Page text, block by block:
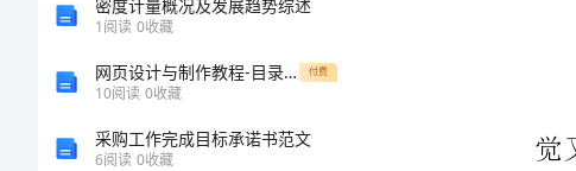
密度计量概况及发展趋势综述
1阅读 0收藏
网页设计与制作教程-目录[修改版] 付费
10阅读 0收藏
采购工作完成目标承诺书范文
6阅读 0收藏